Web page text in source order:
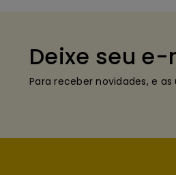
Deixe seu
Para receber novidades, e